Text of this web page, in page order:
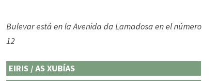
Bulevar está en la Avenida da Lamadosa en el número
12
EIRIS / AS XUBÍAS